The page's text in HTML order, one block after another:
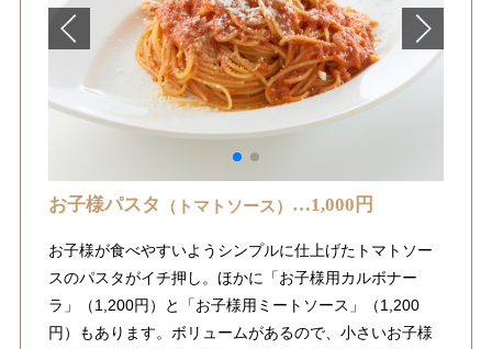
お子様パスタ （トマトソース） …1,000円
お子様が食べやすいようシンプルに仕上げたトマトソー
スのパスタがイチ押し。ほかに「お子様用カルボナー
ラ」（1,200円）と「お子様用ミートソース」（1,200
円）もあります。ボリュームがあるので、小さいお子様